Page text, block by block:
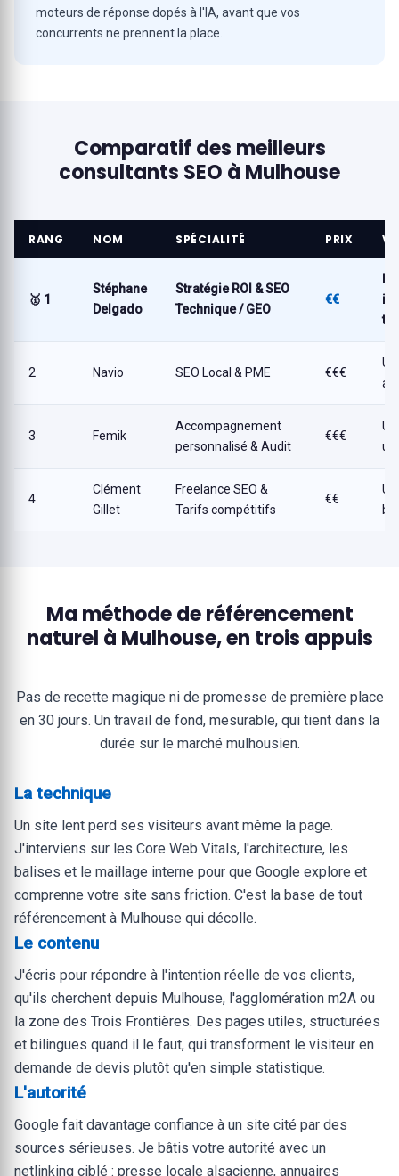
moteurs de réponse dopés à l'IA, avant que vos
concurrents ne prennent la place.
Comparatif des meilleurs
consultants SEO à Mulhouse
RANG NOM SPÉCIALITÉ PRIX
🥇 1
Stéphane
Delgado
Stratégie ROI & SEO
Technique / GEO
€€
2 Navio SEO Local & PME €€€
3 Femik
Accompagnement
personnalisé & Audit
€€€
4
Clément
Gillet
Freelance SEO &
Tarifs compétitifs
€€
Ma méthode de référencement
naturel à Mulhouse, en trois appuis
Pas de recette magique ni de promesse de première place
en 30 jours. Un travail de fond, mesurable, qui tient dans la
durée sur le marché mulhousien.
La technique
Un site lent perd ses visiteurs avant même la page.
J'interviens sur les Core Web Vitals, l'architecture, les
balises et le maillage interne pour que Google explore et
comprenne votre site sans friction. C'est la base de tout
référencement à Mulhouse qui décolle.
Le contenu
J'écris pour répondre à l'intention réelle de vos clients,
qu'ils cherchent depuis Mulhouse, l'agglomération m2A ou
la zone des Trois Frontières. Des pages utiles, structurées
et bilingues quand il le faut, qui transforment le visiteur en
demande de devis plutôt qu'en simple statistique.
L'autorité
Google fait davantage confiance à un site cité par des
sources sérieuses. Je bâtis votre autorité avec un
netlinking ciblé : presse locale alsacienne, annuaires